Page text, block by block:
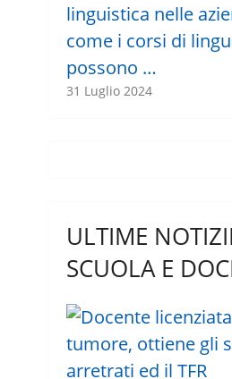
linguistica nelle
come i corsi di
possono …
31 Luglio 2024
ULTIME
SCUOLA E